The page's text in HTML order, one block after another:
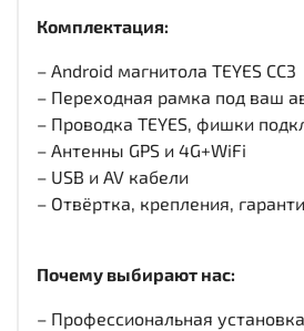
Комплектация:
– Android магнитола TEYES CC3
– Переходная рамка под ваш
– Проводка TEYES, фишки
– Антенны GPS и 4G+WiFi
– USB и AV кабели
– Отвёртка, крепления,
Почему выбирают нас:
– Профессиональная